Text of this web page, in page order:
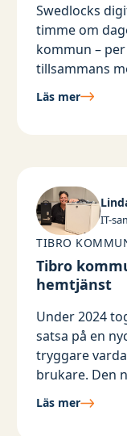
Swedlocks
timme om
kommun –
tillsammans
Tid som
Läs mer
IT-
TIBRO
Tibro
hemtjänst
Under 2024
satsa på en
tryggare
brukare. Den
hjälpen
har
Läs mer